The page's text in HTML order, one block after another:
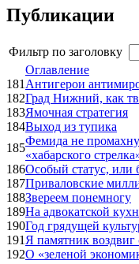
Публикации
Фильтр по заголовку
Оглавление
181 Антигерои
182Град Нижний, как
183Ямочная стратегия
184Выход из тупика
185
Фемида не
«хабарского
186Особый статус, или
187Приваловские
188Звереем понемногу
189На адвокатской
190Год грядущей
191 Я памятник воздвиг
192О «зеленой